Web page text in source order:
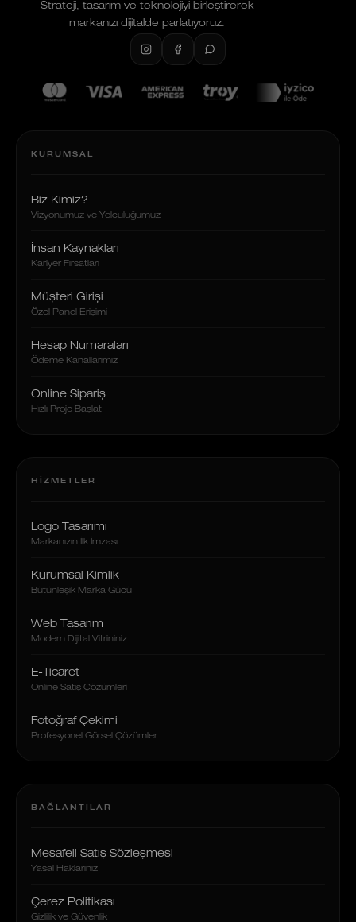
Strateji, tasarım ve teknolojiyi birleştirerek
markanızı dijitalde parlatıyoruz.
KURUMSAL
Biz Kimiz?
Vizyonumuz ve Yolculuğumuz
İnsan Kaynakları
Kariyer Fırsatları
Müşteri Girişi
Özel Panel Erişimi
Hesap Numaraları
Ödeme Kanallarımız
Online Sipariş
Hızlı Proje Başlat
HIZMETLER
Logo Tasarımı
Markanızın İlk İmzası
Kurumsal Kimlik
Bütünleşik Marka Gücü
Web Tasarım
Modern Dijital Vitrininiz
E-Ticaret
Online Satış Çözümleri
Fotoğraf Çekimi
Profesyonel Görsel Çözümler
BAĞLANTILAR
Mesafeli Satış Sözleşmesi
Yasal Haklarınız
Çerez Politikası
Gizlilik ve Güvenlik